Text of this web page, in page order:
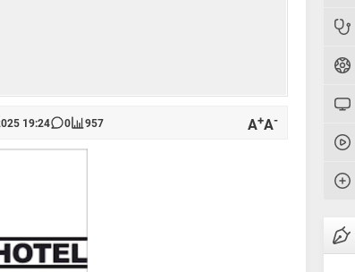
19:24 0 957 A+A-